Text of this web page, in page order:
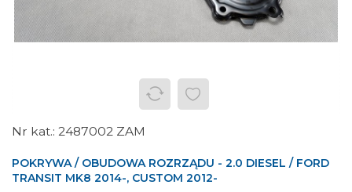
2487002 ZAM
POKRYWA / OBUDOWA ROZRZĄDU - 2.0 DIESEL / FORD
TRANSIT MK8 2014-, CUSTOM 2012-